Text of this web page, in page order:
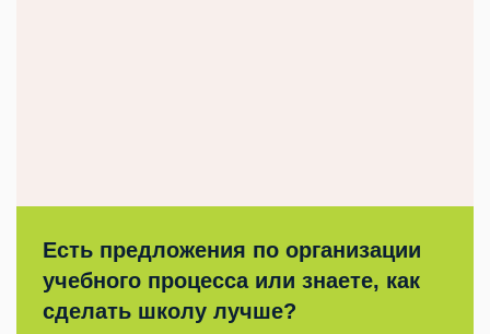
Есть предложения по организации
учебного процесса или знаете, как
сделать школу лучше?